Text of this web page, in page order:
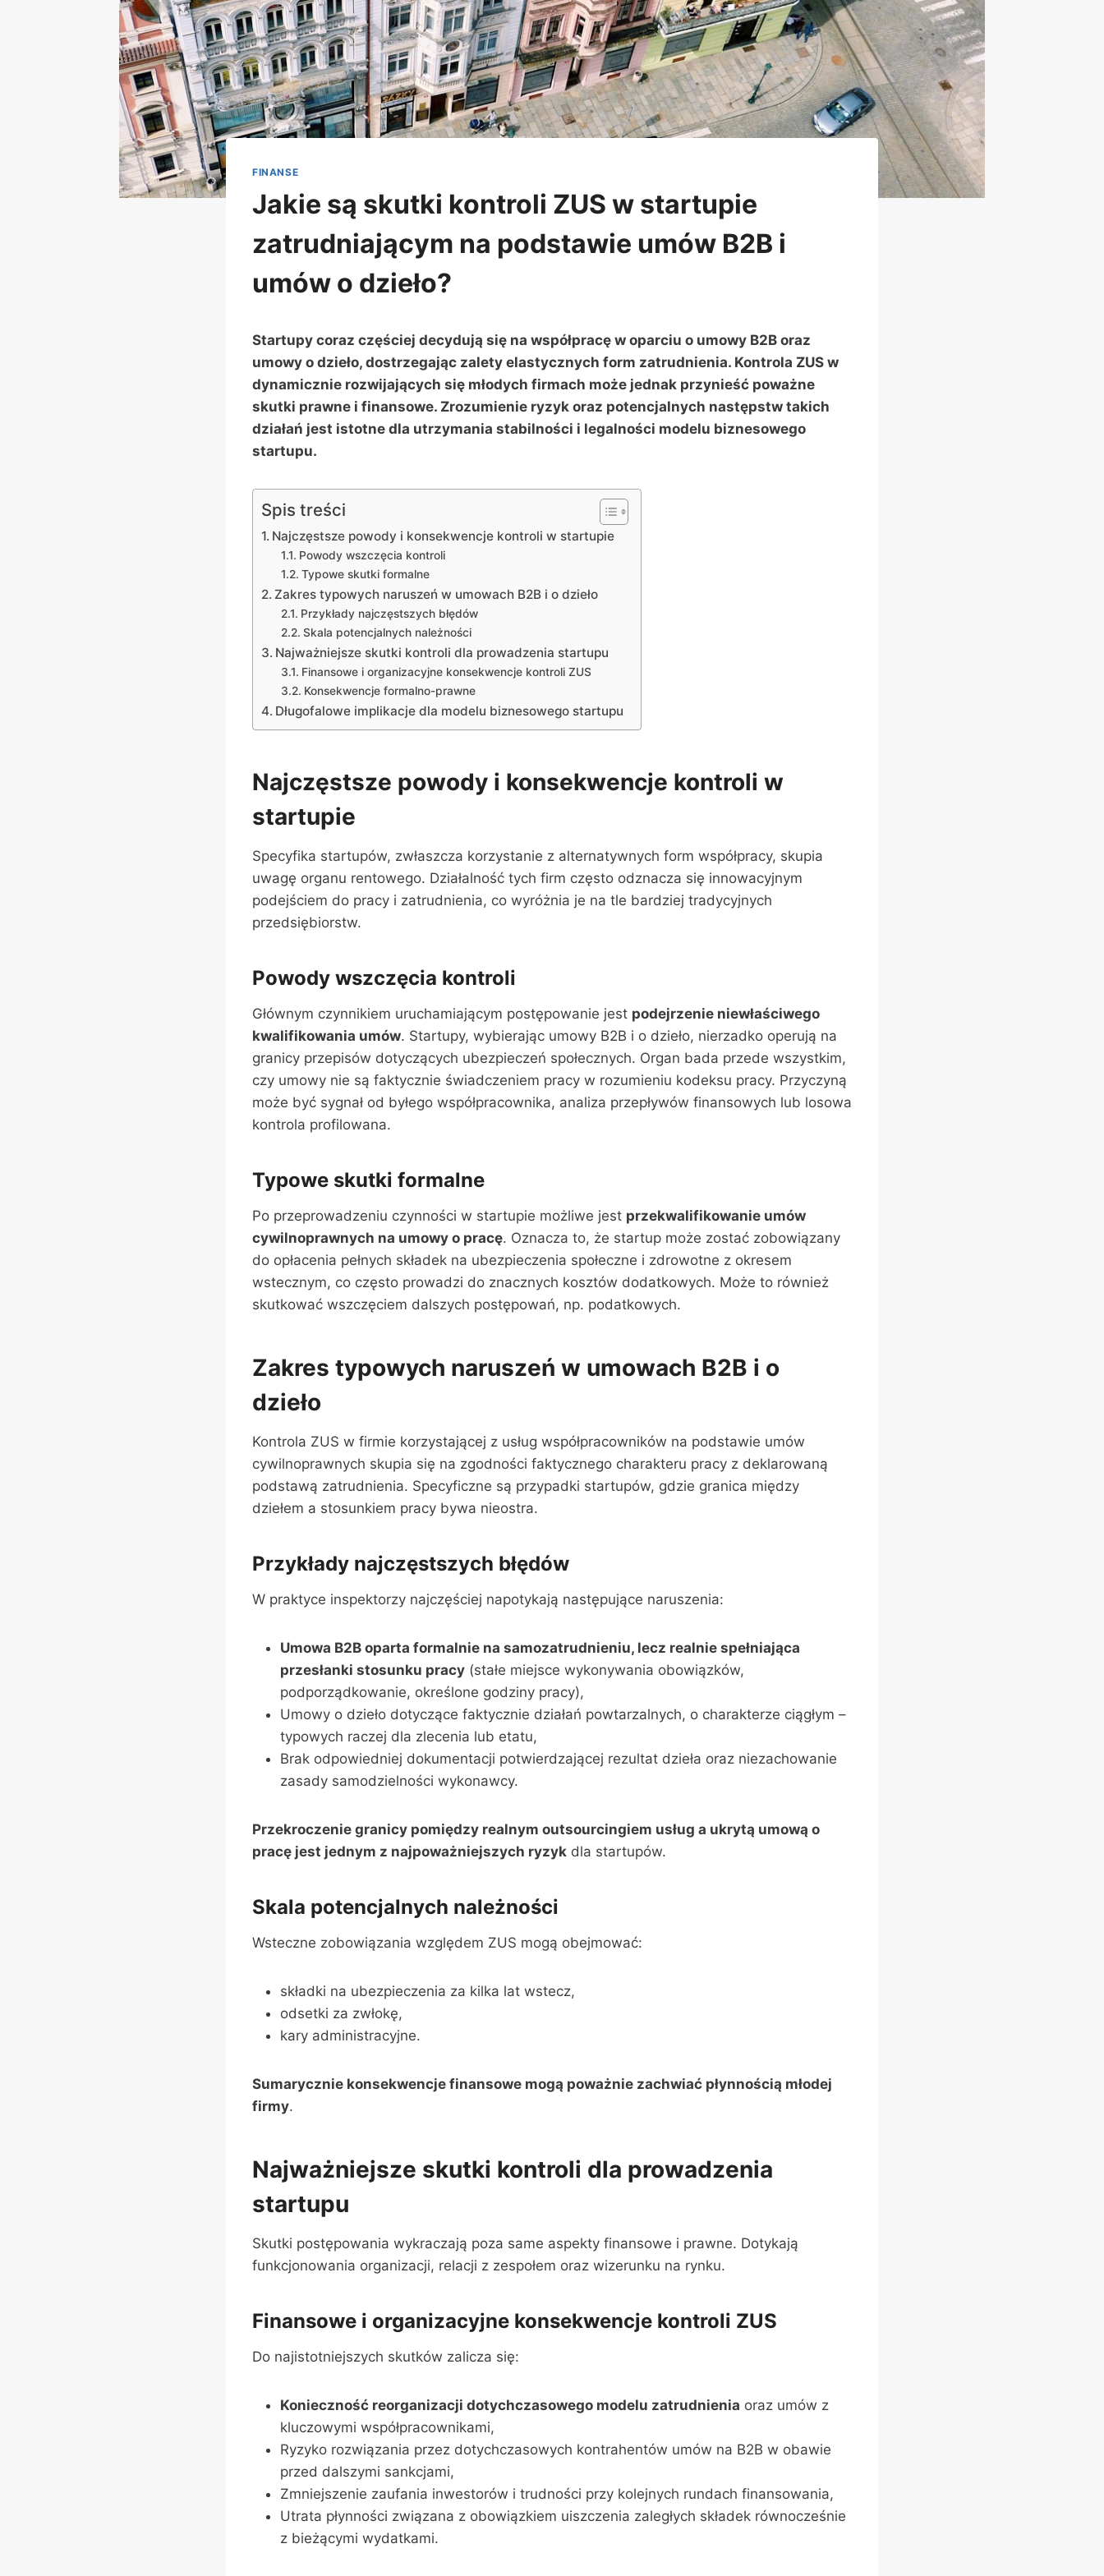
FINANSE
Jakie są skutki kontroli ZUS w startupie
zatrudniającym na podstawie umów B2B i
umów o dzieło?
Startupy coraz częściej decydują się na współpracę w oparciu o umowy B2B oraz
umowy o dzieło, dostrzegając zalety elastycznych form zatrudnienia. Kontrola ZUS w
dynamicznie rozwijających się młodych firmach może jednak przynieść poważne
skutki prawne i finansowe. Zrozumienie ryzyk oraz potencjalnych następstw takich
działań jest istotne dla utrzymania stabilności i legalności modelu biznesowego
startupu.
Spis treści
Najczęstsze powody i konsekwencje kontroli w startupie
Powody wszczęcia kontroli
Typowe skutki formalne
Zakres typowych naruszeń w umowach B2B i o dzieło
Przykłady najczęstszych błędów
Skala potencjalnych należności
Najważniejsze skutki kontroli dla prowadzenia startupu
Finansowe i organizacyjne konsekwencje kontroli ZUS
Konsekwencje formalno-prawne
Długofalowe implikacje dla modelu biznesowego startupu
Najczęstsze powody i konsekwencje kontroli w
startupie
Specyfika startupów, zwłaszcza korzystanie z alternatywnych form współpracy, skupia
uwagę organu rentowego. Działalność tych firm często odznacza się innowacyjnym
podejściem do pracy i zatrudnienia, co wyróżnia je na tle bardziej tradycyjnych
przedsiębiorstw.
Powody wszczęcia kontroli
Głównym czynnikiem uruchamiającym postępowanie jest podejrzenie niewłaściwego
kwalifikowania umów. Startupy, wybierając umowy B2B i o dzieło, nierzadko operują na
granicy przepisów dotyczących ubezpieczeń społecznych. Organ bada przede wszystkim,
czy umowy nie są faktycznie świadczeniem pracy w rozumieniu kodeksu pracy. Przyczyną
może być sygnał od byłego współpracownika, analiza przepływów finansowych lub losowa
kontrola profilowana.
Typowe skutki formalne
Po przeprowadzeniu czynności w startupie możliwe jest przekwalifikowanie umów
cywilnoprawnych na umowy o pracę. Oznacza to, że startup może zostać zobowiązany
do opłacenia pełnych składek na ubezpieczenia społeczne i zdrowotne z okresem
wstecznym, co często prowadzi do znacznych kosztów dodatkowych. Może to również
skutkować wszczęciem dalszych postępowań, np. podatkowych.
Zakres typowych naruszeń w umowach B2B i o
dzieło
Kontrola ZUS w firmie korzystającej z usług współpracowników na podstawie umów
cywilnoprawnych skupia się na zgodności faktycznego charakteru pracy z deklarowaną
podstawą zatrudnienia. Specyficzne są przypadki startupów, gdzie granica między
dziełem a stosunkiem pracy bywa nieostra.
Przykłady najczęstszych błędów
W praktyce inspektorzy najczęściej napotykają następujące naruszenia:
Umowa B2B oparta formalnie na samozatrudnieniu, lecz realnie spełniająca
przesłanki stosunku pracy (stałe miejsce wykonywania obowiązków,
podporządkowanie, określone godziny pracy),
Umowy o dzieło dotyczące faktycznie działań powtarzalnych, o charakterze ciągłym –
typowych raczej dla zlecenia lub etatu,
Brak odpowiedniej dokumentacji potwierdzającej rezultat dzieła oraz niezachowanie
zasady samodzielności wykonawcy.
Przekroczenie granicy pomiędzy realnym outsourcingiem usług a ukrytą umową o
pracę jest jednym z najpoważniejszych ryzyk dla startupów.
Skala potencjalnych należności
Wsteczne zobowiązania względem ZUS mogą obejmować:
składki na ubezpieczenia za kilka lat wstecz,
odsetki za zwłokę,
kary administracyjne.
Sumarycznie konsekwencje finansowe mogą poważnie zachwiać płynnością młodej
firmy.
Najważniejsze skutki kontroli dla prowadzenia
startupu
Skutki postępowania wykraczają poza same aspekty finansowe i prawne. Dotykają
funkcjonowania organizacji, relacji z zespołem oraz wizerunku na rynku.
Finansowe i organizacyjne konsekwencje kontroli ZUS
Do najistotniejszych skutków zalicza się:
Konieczność reorganizacji dotychczasowego modelu zatrudnienia oraz umów z
kluczowymi współpracownikami,
Ryzyko rozwiązania przez dotychczasowych kontrahentów umów na B2B w obawie
przed dalszymi sankcjami,
Zmniejszenie zaufania inwestorów i trudności przy kolejnych rundach finansowania,
Utrata płynności związana z obowiązkiem uiszczenia zaległych składek równocześnie
z bieżącymi wydatkami.